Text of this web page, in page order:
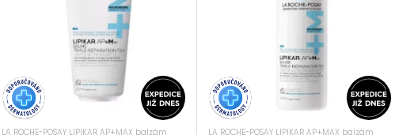
LA ROCHE-POSAY LIPIKAR AP+MAX balzám
LA ROCHE-POSAY LIPIKAR AP+MAX balzám